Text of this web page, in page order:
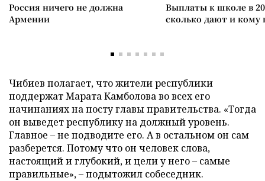
Россия ничего не должна
Армении
Выплаты к школе в
сколько дают и
Чибиев полагает, что жители республики
поддержат Марата Камболова во всех его
начинаниях на посту главы правительства. «Тогда
он выведет республику на должный уровень.
Главное – не подводите его. А в остальном он сам
разберется. Потому что он человек слова,
настоящий и глубокий, и цели у него – самые
правильные», – подытожил собеседник.